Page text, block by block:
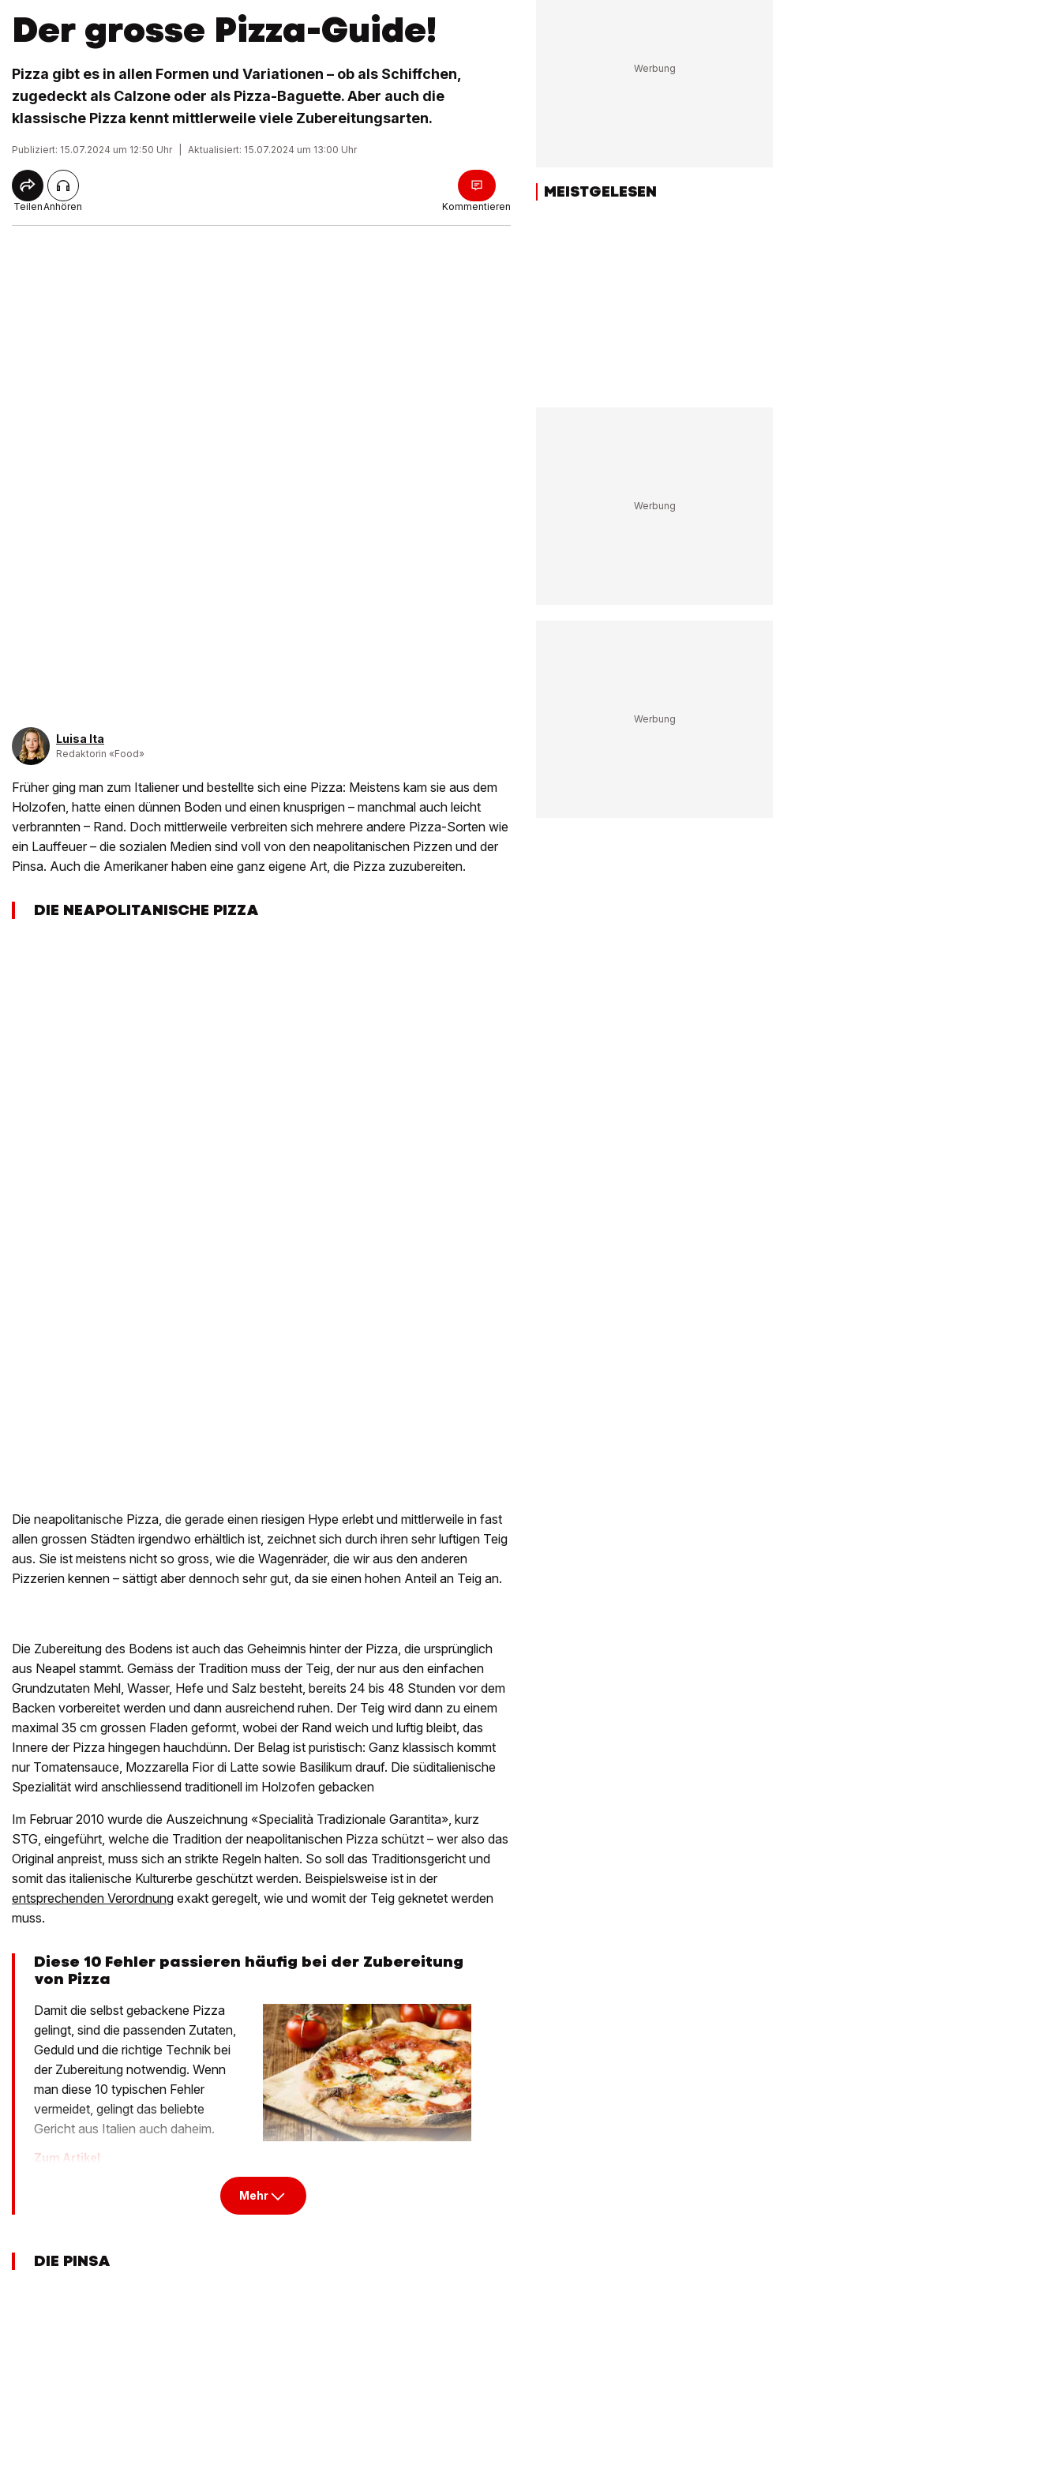
Der grosse Pizza-Guide!
Pizza gibt es in allen Formen und Variationen – ob als Schiffchen,
zugedeckt als Calzone oder als Pizza-Baguette. Aber auch die
klassische Pizza kennt mittlerweile viele Zubereitungsarten.
Publiziert: 15.07.2024 um 12:50 Uhr Aktualisiert: 15.07.2024 um 13:00 Uhr
TeilenAnhören Kommentieren
Luisa Ita
Redaktorin «Food»
Früher ging man zum Italiener und bestellte sich eine Pizza: Meistens kam sie aus dem
Holzofen, hatte einen dünnen Boden und einen knusprigen – manchmal auch leicht
verbrannten – Rand. Doch mittlerweile verbreiten sich mehrere andere Pizza-Sorten wie
ein Lauffeuer – die sozialen Medien sind voll von den neapolitanischen Pizzen und der
Pinsa. Auch die Amerikaner haben eine ganz eigene Art, die Pizza zuzubereiten.
DIE NEAPOLITANISCHE PIZZA
Die neapolitanische Pizza, die gerade einen riesigen Hype erlebt und mittlerweile in fast
allen grossen Städten irgendwo erhältlich ist, zeichnet sich durch ihren sehr luftigen Teig
aus. Sie ist meistens nicht so gross, wie die Wagenräder, die wir aus den anderen
Pizzerien kennen – sättigt aber dennoch sehr gut, da sie einen hohen Anteil an Teig an.
Die Zubereitung des Bodens ist auch das Geheimnis hinter der Pizza, die ursprünglich
aus Neapel stammt. Gemäss der Tradition muss der Teig, der nur aus den einfachen
Grundzutaten Mehl, Wasser, Hefe und Salz besteht, bereits 24 bis 48 Stunden vor dem
Backen vorbereitet werden und dann ausreichend ruhen. Der Teig wird dann zu einem
maximal 35 cm grossen Fladen geformt, wobei der Rand weich und luftig bleibt, das
Innere der Pizza hingegen hauchdünn. Der Belag ist puristisch: Ganz klassisch kommt
nur Tomatensauce, Mozzarella Fior di Latte sowie Basilikum drauf. Die süditalienische
Spezialität wird anschliessend traditionell im Holzofen gebacken
Im Februar 2010 wurde die Auszeichnung «Specialità Tradizionale Garantita», kurz
STG, eingeführt, welche die Tradition der neapolitanischen Pizza schützt – wer also das
Original anpreist, muss sich an strikte Regeln halten. So soll das Traditionsgericht und
somit das italienische Kulturerbe geschützt werden. Beispielsweise ist in der
entsprechenden Verordnung exakt geregelt, wie und womit der Teig geknetet werden
muss.
Diese 10 Fehler passieren häufig bei der Zubereitung
von Pizza
Damit die selbst gebackene Pizza
gelingt, sind die passenden Zutaten,
Geduld und die richtige Technik bei
der Zubereitung notwendig. Wenn
man diese 10 typischen Fehler
vermeidet, gelingt das beliebte
Gericht aus Italien auch daheim.
Zum Artikel
Mehr
DIE PINSA
MEISTGELESEN